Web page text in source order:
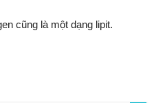
cũng là một dạng lipit.